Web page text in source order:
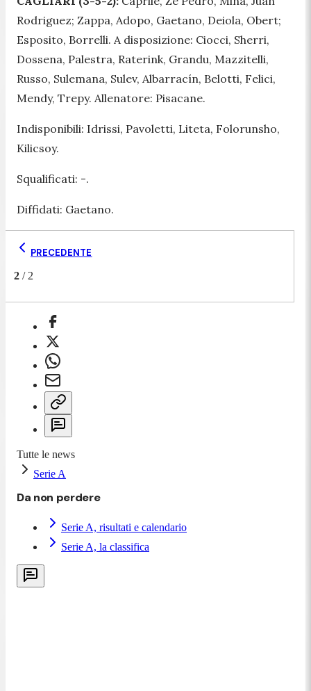
Rodriguez; Zappa, Adopo, Gaetano, Deiola, Obert;
Esposito, Borrelli. A disposizione: Ciocci, Sherri,
Dossena, Palestra, Raterink, Grandu, Mazzitelli,
Russo, Sulemana, Sulev, Albarracín, Belotti, Felici,
Mendy, Trepy. Allenatore: Pisacane.
Indisponibili: Idrissi, Pavoletti, Liteta, Folorunsho,
Kilicsoy.
Squalificati: -.
Diffidati: Gaetano.
PRECEDENTE
2 / 2
Tutte le news
Serie A
Da non perdere
Serie A, risultati e calendario
Serie A, la classifica